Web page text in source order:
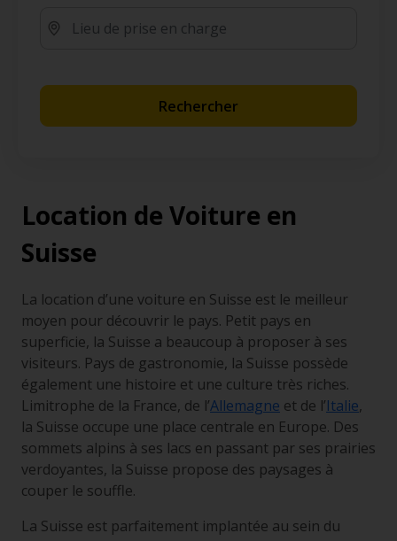
Rechercher
Location de Voiture en
Suisse
La location d’une voiture en Suisse est le meilleur
moyen pour découvrir le pays. Petit pays en
superficie, la Suisse a beaucoup à proposer à ses
visiteurs. Pays de gastronomie, la Suisse possède
également une histoire et une culture très riches.
Limitrophe de la France, de l’Allemagne et de l’Italie,
la Suisse occupe une place centrale en Europe. Des
sommets alpins à ses lacs en passant par ses prairies
verdoyantes, la Suisse propose des paysages à
couper le souffle.
La Suisse est parfaitement implantée au sein du